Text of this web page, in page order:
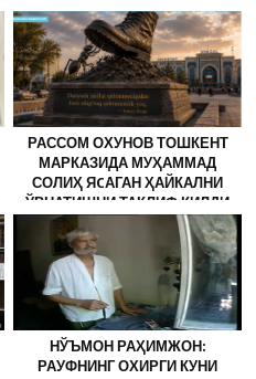
РАССОМ ОХУНОВ ТОШКЕНТ
МАРКАЗИДА МУҲАММАД
СОЛИҲ ЯCАГАН ҲАЙКАЛНИ
ЎРНАТИШНИ ТАКЛИФ ҚИЛДИ
НЎЪМОН РАҲИМЖОН:
РАУФНИНГ ОХИРГИ КУНИ